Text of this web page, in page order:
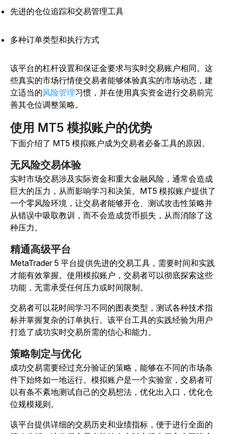
先进的仓位追踪和交易管理工具
多种订单类型和执行方式
该平台的杠杆设置和保证金要求与实时交易账户相同。这
些真实的市场行情使交易者能够体验真实的市场动态，建
立适当的风险管理习惯，并在使用真实资金进行交易前完
善其仓位调整策略。
使用 MT5 模拟账户的优势
下面介绍了 MT5 模拟账户成为交易者必备工具的原因。
无风险交易体验
实时市场交易涉及实际资金和重大金融风险，通常会造成
巨大的压力，从而影响学习和决策。MT5 模拟账户提供了
一个零风险环境，让交易者能够开仓、测试攻击性策略并
从错误中吸取教训，而不会造成货币损失，从而消除了这
种压力。
精通高级平台
MetaTrader 5 平台提供先进的交易工具，需要时间和实践
才能有效掌握。使用模拟账户，交易者可以彻底探索这些
功能，无需承受任何压力或时间限制。
交易者可以花时间学习不同的图表类型，测试各种技术指
标并掌握复杂的订单执行。该平台工具的实践经验为用户
打造了成功实时交易所需的信心和能力。
策略制定与优化
成功交易需要经过充分验证的策略，能够在不同的市场条
件下始终如一地运行。模拟账户是一个实验室，交易者可
以有条不紊地测试自己的交易想法，优化出入口，优化仓
位规模规则。
该平台提供详细的交易历史和业绩指标，便于进行全面的